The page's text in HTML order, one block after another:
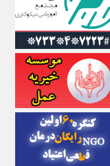
ایرانیتال
ایرنا
ایسکانیوز
ایسنا
ایکنا
ایلنا
اینتیتر
ایونا نیوز
بازتاب آنلاین
باشگاه خبرنگاران
باغستان نیوز